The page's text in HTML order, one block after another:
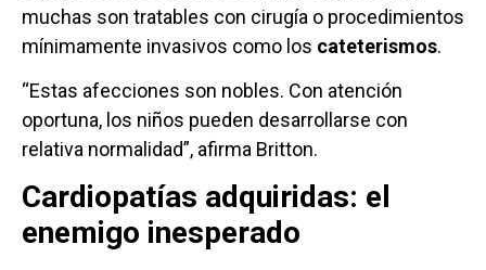
muchas son tratables con cirugía o procedimientos
mínimamente invasivos como los cateterismos.
“Estas afecciones son nobles. Con atención
oportuna, los niños pueden desarrollarse con
relativa normalidad”, afirma Britton.
Cardiopatías adquiridas: el
enemigo inesperado